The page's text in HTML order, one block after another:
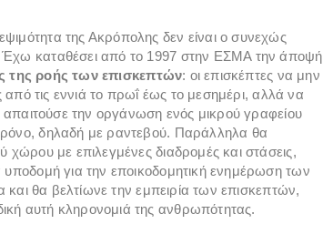
της Ακρόπολης δεν είναι ο συνεχώς
καταθέσει από το 1997 στην ΕΣΜΑ την άποψή
της ροής των επισκεπτών: οι επισκέπτες να μην
από τις εννιά το πρωΐ έως το μεσημέρι, αλλά να
την οργάνωση ενός μικρού γραφείου
δηλαδή με ραντεβού. Παράλληλα θα
με επιλεγμένες διαδρομές και στάσεις,
για την εποικοδομητική ενημέρωση των
θα βελτίωνε την εμπειρία των επισκεπτών,
αυτή κληρονομιά της ανθρωπότητας.